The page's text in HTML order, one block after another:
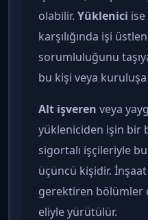
olabilir. Yüklenici
karşılığında işi
sorumluluğunu
bu kişi veya
Alt işveren veya
yükleniciden işin bir
sigortalı işçileriyle
üçüncü kişidir.
gerektiren bölümler
eliyle yürütülür.